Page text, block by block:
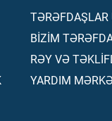
TƏRƏFDAŞLAR
BİZİM
RƏY VƏ
YARDIM